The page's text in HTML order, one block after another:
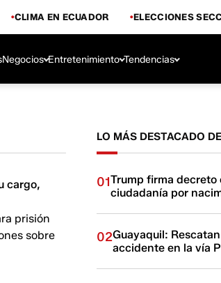
CLIMA EN ECUADOR ELECCIONES
Negocios Entretenimiento Tendencias
cargo,
prisión
sobre
LO MÁS DESTACADO
01Trump firma
ciudadanía por
02Guayaquil:
accidente en la vía